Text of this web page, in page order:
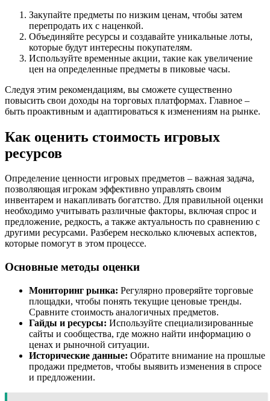
Закупайте предметы по низким ценам, чтобы затем
перепродать их с наценкой.
Объединяйте ресурсы и создавайте уникальные лоты,
которые будут интересны покупателям.
Используйте временные акции, такие как увеличение
цен на определенные предметы в пиковые часы.
Следуя этим рекомендациям, вы сможете существенно
повысить свои доходы на торговых платформах. Главное –
быть проактивным и адаптироваться к изменениям на рынке.
Как оценить стоимость игровых
ресурсов
Определение ценности игровых предметов – важная задача,
позволяющая игрокам эффективно управлять своим
инвентарем и накапливать богатство. Для правильной оценки
необходимо учитывать различные факторы, включая спрос и
предложение, редкость, а также актуальность по сравнению с
другими ресурсами. Разберем несколько ключевых аспектов,
которые помогут в этом процессе.
Основные методы оценки
Мониторинг рынка: Регулярно проверяйте торговые
площадки, чтобы понять текущие ценовые тренды.
Сравните стоимость аналогичных предметов.
Гайды и ресурсы: Используйте специализированные
сайты и сообщества, где можно найти информацию о
ценах и рыночной ситуации.
Исторические данные: Обратите внимание на прошлые
продажи предметов, чтобы выявить изменения в спросе
и предложении.